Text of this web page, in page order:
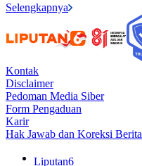
Selengkapnya
Kontak
Disclaimer
Pedoman Media Siber
Form Pengaduan
Karir
Hak Jawab dan Koreksi Berita
Liputan6